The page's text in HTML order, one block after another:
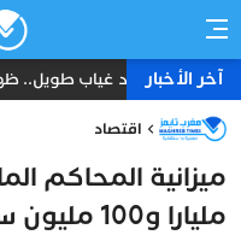
آخر الأخباربعد غياب طويل.. ظهور
اقتصاد
مليارا